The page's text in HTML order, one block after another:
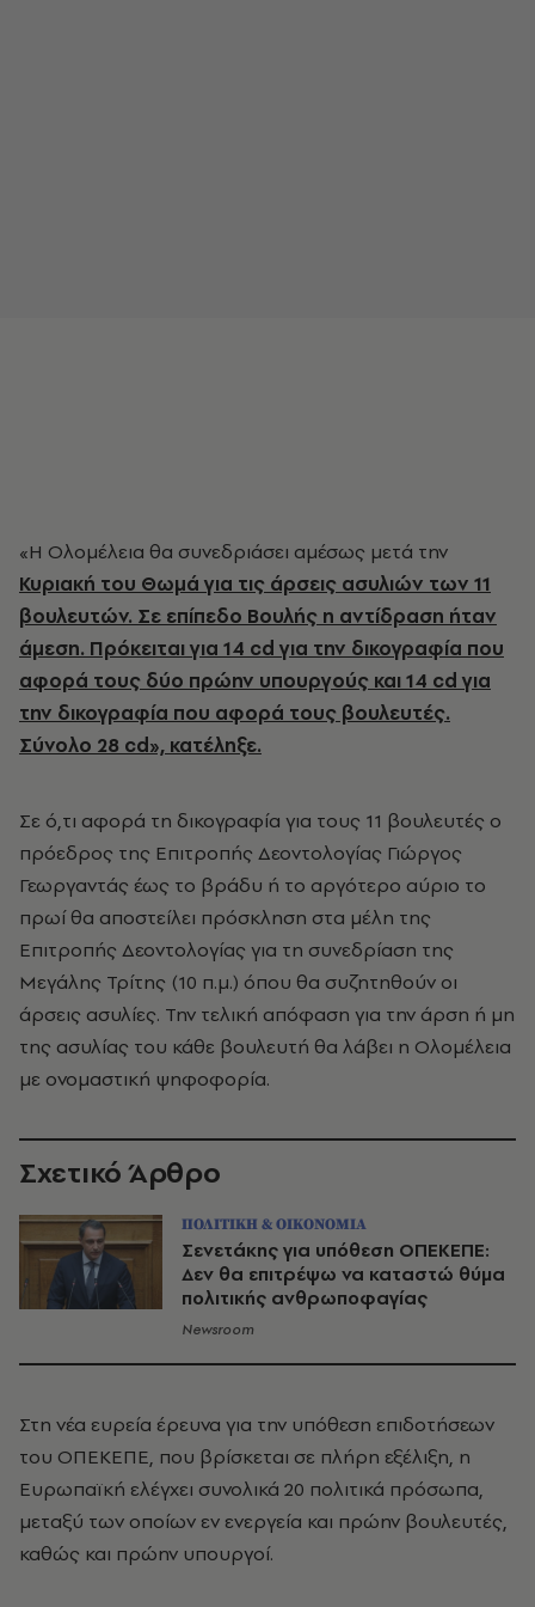
«Η Ολομέλεια θα συνεδριάσει αμέσως μετά την
Κυριακή του Θωμά για τις άρσεις ασυλιών των 11
βουλευτών. Σε επίπεδο Βουλής η αντίδραση ήταν
άμεση. Πρόκειται για 14 cd για την δικογραφία που
αφορά τους δύο πρώην υπουργούς και 14 cd για
την δικογραφία που αφορά τους βουλευτές.
Σύνολο 28 cd», κατέληξε.
Σε ό,τι αφορά τη δικογραφία για τους 11 βουλευτές ο
πρόεδρος της Επιτροπής Δεοντολογίας Γιώργος
Γεωργαντάς έως το βράδυ ή το αργότερο αύριο το
πρωί θα αποστείλει πρόσκληση στα μέλη της
Επιτροπής Δεοντολογίας για τη συνεδρίαση της
Μεγάλης Τρίτης (10 π.μ.) όπου θα συζητηθούν οι
άρσεις ασυλίες. Την τελική απόφαση για την άρση ή μη
της ασυλίας του κάθε βουλευτή θα λάβει η Ολομέλεια
με ονομαστική ψηφοφορία.
Σχετικό Άρθρο
ΠΟΛΙΤΙΚΗ & ΟΙΚΟΝΟΜΙΑ
Σενετάκης για υπόθεση ΟΠΕΚΕΠΕ:
Δεν θα επιτρέψω να καταστώ θύμα
πολιτικής ανθρωποφαγίας
Newsroom
Στη νέα ευρεία έρευνα για την υπόθεση επιδοτήσεων
του ΟΠΕΚΕΠΕ, που βρίσκεται σε πλήρη εξέλιξη, η
Ευρωπαϊκή ελέγχει συνολικά 20 πολιτικά πρόσωπα,
μεταξύ των οποίων εν ενεργεία και πρώην βουλευτές,
καθώς και πρώην υπουργοί.